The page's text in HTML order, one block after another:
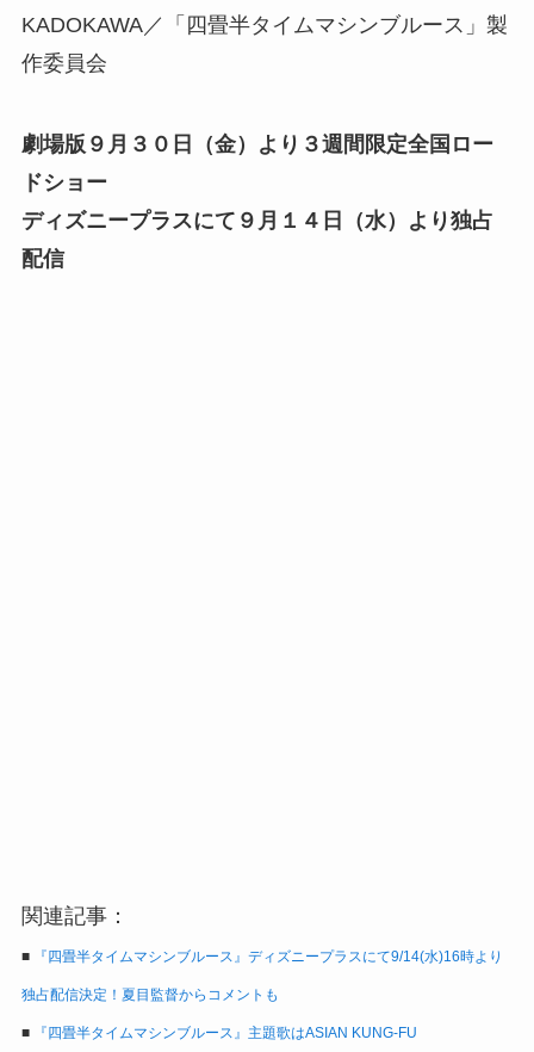
KADOKAWA／「四畳半タイムマシンブルース」製
作委員会
劇場版９月３０日（⾦）より３週間限定全国ロー
ドショー
ディズニープラスにて９月１４日（水）より独占
配信
関連記事：
■ 『四畳半タイムマシンブルース』ディズニープラスにて9/14(水)16時より
独占配信決定！夏目監督からコメントも
■ 『四畳半タイムマシンブルース』主題歌はASIAN KUNG-FU